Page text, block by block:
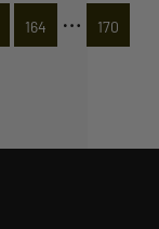
164 … 170